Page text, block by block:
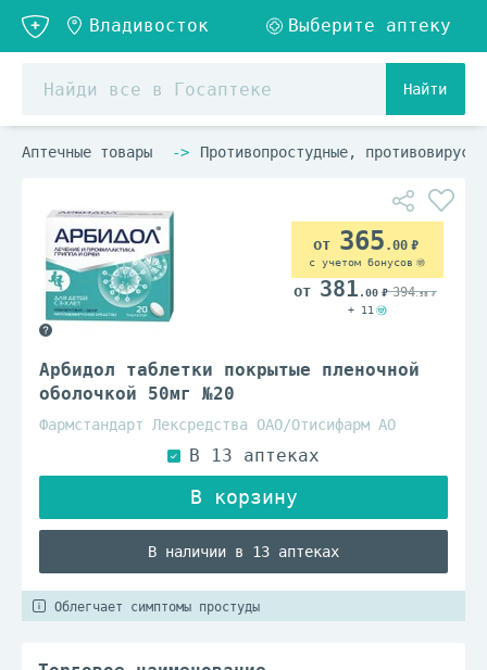
Найти
Аптечные товары Противопростудные,
Арбидол таблетки покрытые пленочной
оболочкой 50мг №20
Фармстандарт Лексредства ОАО/Отисифарм АО
В наличии в 13 аптеках
365 .00
с учетом бонусов
381 .00 394.58
+ 11
Облегчает симптомы простуды